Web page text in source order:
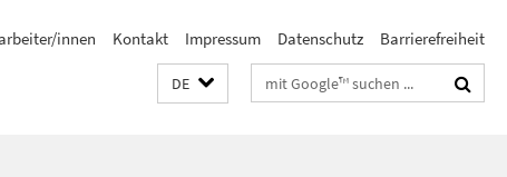
innen Kontakt Impressum Datenschutz Barrierefreiheit
DE Suchbegriffe